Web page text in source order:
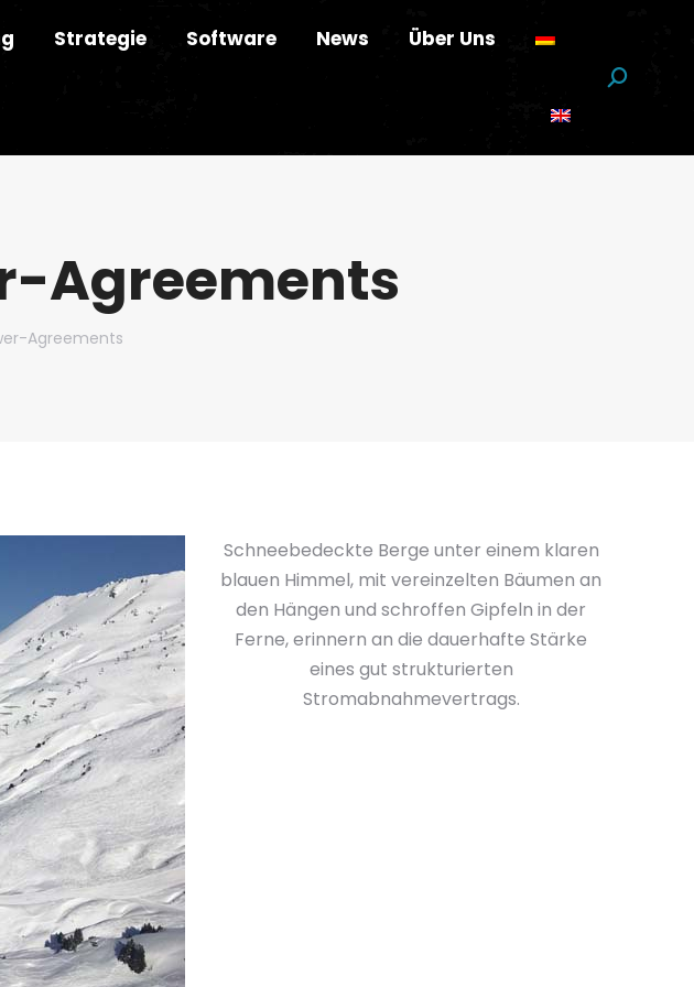
Strategie Software News Über Uns
Suchen:
Agreements
Agreements
Schneebedeckte Berge unter einem klaren
blauen Himmel, mit vereinzelten Bäumen an
den Hängen und schroffen Gipfeln in der
Ferne, erinnern an die dauerhafte Stärke
eines gut strukturierten
Stromabnahmevertrags.